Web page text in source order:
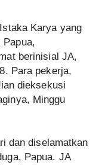
Karya yang
Papua,
berinisial JA,
Para pekerja,
dieksekusi
Minggu
dan diselamatkan
Papua. JA